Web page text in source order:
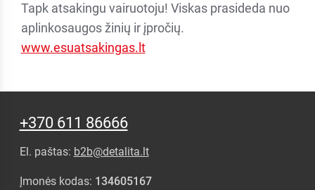
Tapk atsakingu vairuotoju! Viskas prasideda nuo
aplinkosaugos žinių ir įpročių.
www.esuatsakingas.lt
+370 611 86666
El. paštas: b2b@detalita.lt
Įmonės kodas: 134605167